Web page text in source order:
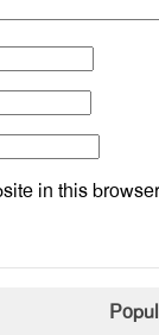
in this